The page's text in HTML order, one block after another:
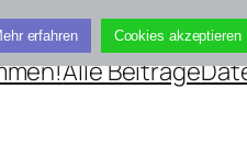
Alle Beiträge
erfahren Cookies akzeptieren